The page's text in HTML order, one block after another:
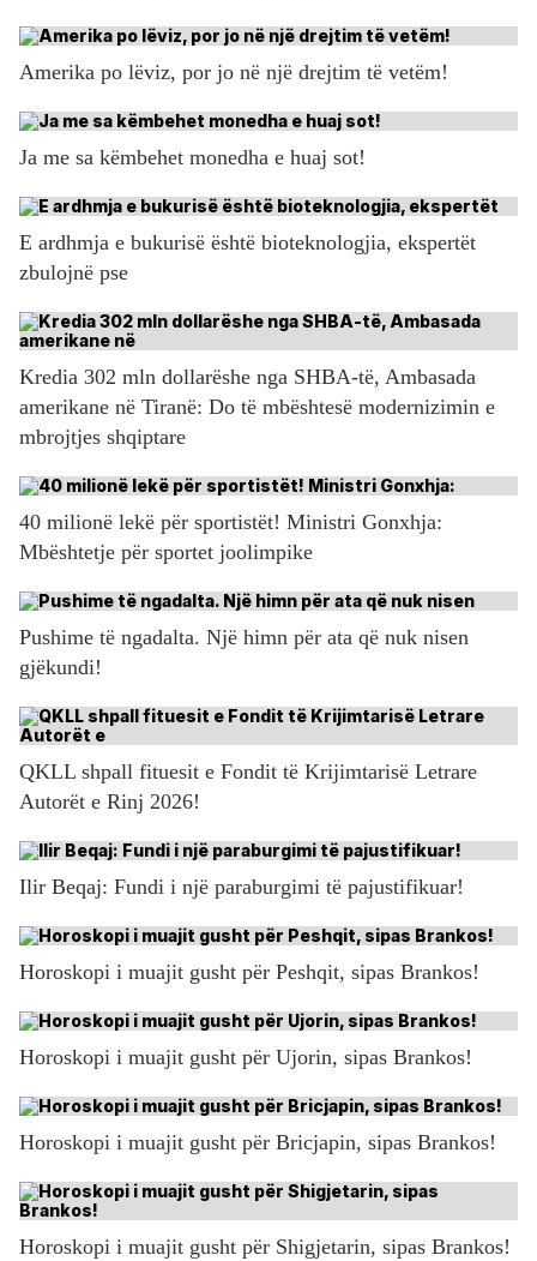
Amerika po lëviz, por jo në një drejtim të vetëm!
Ja me sa këmbehet monedha e huaj sot!
E ardhmja e bukurisë është bioteknologjia, ekspertët
zbulojnë pse
Kredia 302 mln dollarëshe nga SHBA-të, Ambasada
amerikane në Tiranë: Do të mbështesë modernizimin e
mbrojtjes shqiptare
40 milionë lekë për sportistët! Ministri Gonxhja:
Mbështetje për sportet joolimpike
Pushime të ngadalta. Një himn për ata që nuk nisen
gjëkundi!
QKLL shpall fituesit e Fondit të Krijimtarisë Letrare
Autorët e Rinj 2026!
Ilir Beqaj: Fundi i një paraburgimi të pajustifikuar!
Horoskopi i muajit gusht për Peshqit, sipas Brankos!
Horoskopi i muajit gusht për Ujorin, sipas Brankos!
Horoskopi i muajit gusht për Bricjapin, sipas Brankos!
Horoskopi i muajit gusht për Shigjetarin, sipas Brankos!